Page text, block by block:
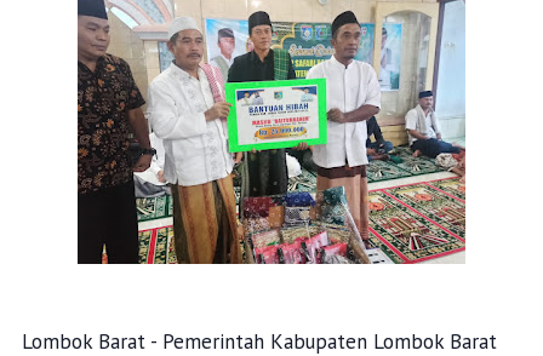
Lombok Barat - Pemerintah Kabupaten Lombok Barat